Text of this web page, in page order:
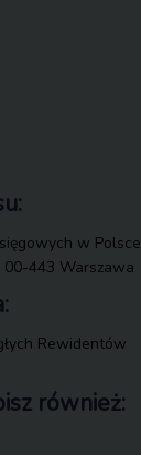
w Polsce
00-443 Warszawa
Rewidentów
również: